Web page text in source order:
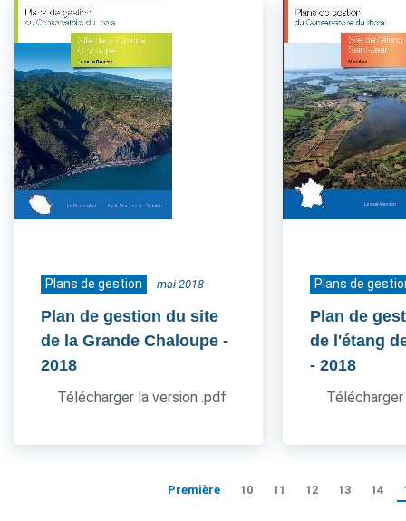
Plans de gestion mai 2018
Plan de gestion du site
de la Grande Chaloupe -
2018
Télécharger la version .pdf
Plans de
Plan de
de l'étang
- 2018
Première 10 11 12 13 14